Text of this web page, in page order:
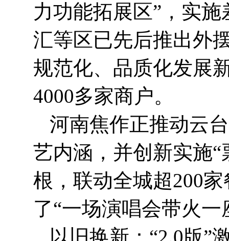
力功能拓展区”，实
汇等区已先后推出外
规范化、品质化发展
4000多家商户。
河南焦作正推动云
艺内涵，并创新实施
根，联动全城超200
了“一场演唱会带火